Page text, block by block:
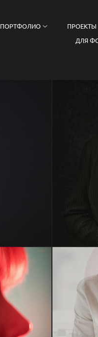
ПОРТФОЛИО ПРОЕКТЫ
ДЛЯ